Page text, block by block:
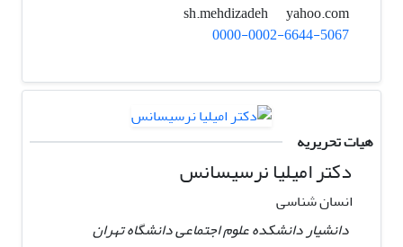
yahoo.com
0000-0002-6644-5067
هیات تحریریه
دکتر امیلیا نرسیسانس
انسان شناسی
دانشیار دانشکده علوم اجتماعی دانشگاه تهران